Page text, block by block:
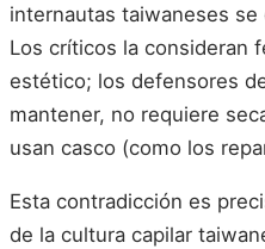
internautas taiwaneses
Los críticos la consideran
estético; los defensores
mantener, no requiere
usan casco (como los
Esta contradicción es
de la cultura capilar